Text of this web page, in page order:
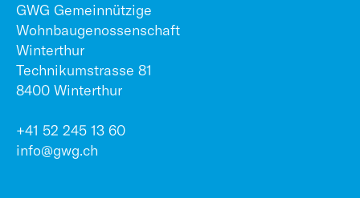
GWG Gemeinnützige
Wohnbaugenossenschaft
Winterthur
Technikumstrasse 81
8400 Winterthur
+41 52 245 13 60
info@gwg.ch